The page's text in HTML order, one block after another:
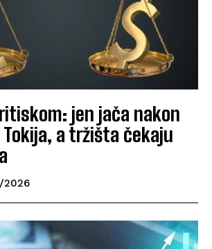
jen jača nakon
a tržišta čekaju
2026